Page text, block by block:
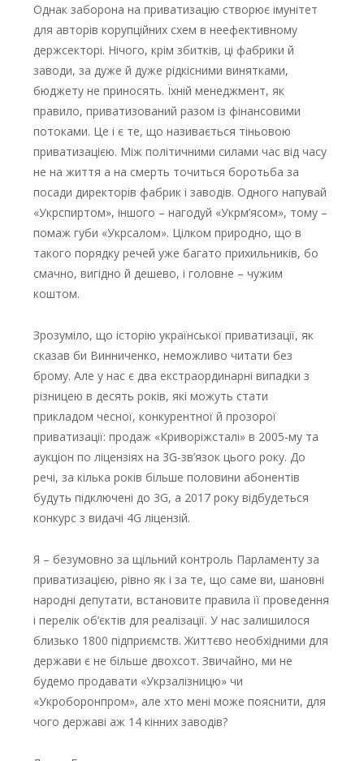
Однак заборона на приватизацію створює імунітет
для авторів корупційних схем в неефективному
держсекторі. Нічого, крім збитків, ці фабрики й
заводи, за дуже й дуже рідкісними винятками,
бюджету не приносять. Їхній менеджмент, як
правило, приватизований разом із фінансовими
потоками. Це і є те, що називається тіньовою
приватизацією. Між політичними силами час від часу
не на життя а на смерть точиться боротьба за
посади директорів фабрик і заводів. Одного напувай
«Укрспиртом», іншого – нагодуй «Укрм’ясом», тому –
помаж губи «Укрсалом». Цілком природно, що в
такого порядку речей уже багато прихильників, бо
смачно, вигідно й дешево, і головне – чужим
коштом.
Зрозуміло, що історію української приватизації, як
сказав би Винниченко, неможливо читати без
брому. Але у нас є два екстраординарні випадки з
різницею в десять років, які можуть стати
прикладом чесної, конкурентної й прозорої
приватизації: продаж «Криворіжсталі» в 2005-му та
аукціон по ліцензіях на 3G-зв’язок цього року. До
речі, за кілька років більше половини абонентів
будуть підключені до 3G, а 2017 року відбудеться
конкурс з видачі 4G ліцензій.
Я – безумовно за щільний контроль Парламенту за
приватизацією, рівно як і за те, що саме ви, шановні
народні депутати, встановите правила її проведення
і перелік об’єктів для реалізації. У нас залишилося
близько 1800 підприємств. Життєво необхідними для
держави є не більше двохсот. Звичайно, ми не
будемо продавати «Укрзалізницю» чи
«Укроборонпром», але хто мені може пояснити, для
чого державі аж 14 кінних заводів?